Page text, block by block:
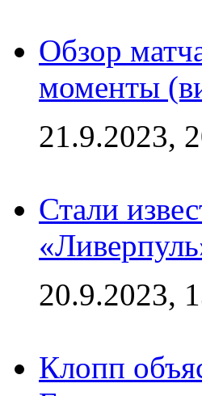
Обзор
моменты
21.9.2023,
Стали
20.9.2023,
Клопп